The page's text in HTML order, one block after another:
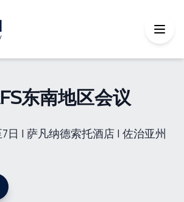
东南地区会议
日 | 萨凡纳德索托酒店 | 佐治亚州